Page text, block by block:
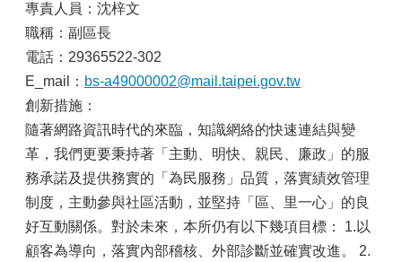
識
文
山
區
政
報
導
鄰
里
資
訊
專責人員：沈梓文
職稱：副區長
電話：29365522-302
E_mail： bs-a49000002@mail.taipei.gov.tw
創新措施：
隨著網路資訊時代的來臨，知識網絡的快速連結與變
革，我們更要秉持著「主動、明快、親民、廉政」的服
務承諾及提供務實的「為民服務」品質，落實績效管理
制度，主動參與社區活動，並堅持「區、里一心」的良
好互動關係。對於未來，本所仍有以下幾項目標： 1.以
顧客為導向，落實內部稽核、外部診斷並確實改進。 2.